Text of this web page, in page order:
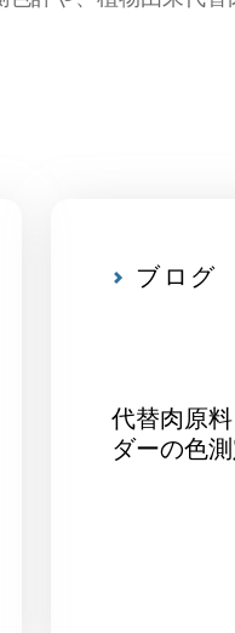
ブログ
代替肉原
ダーの色